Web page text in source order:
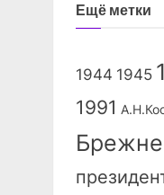
Ещё метки
1944 1945
1991